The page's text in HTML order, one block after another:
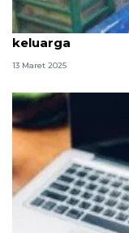
Bacaan niat
keluarga
13 Maret 2025